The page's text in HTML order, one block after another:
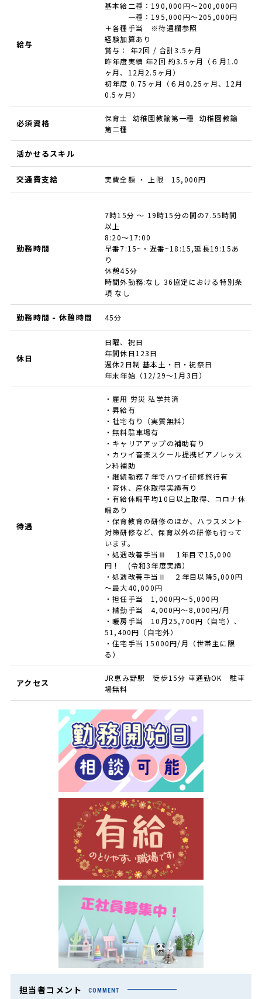
給与
基本給二種：190,000円～200,000円
一種：195,000円～205,000円
＋各種手当 ※待遇欄参照
経験加算あり
賞与： 年2回 / 合計3.5ヶ月
昨年度実績 年2回 約3.5ヶ月（６月1.0
ヶ月、12月2.5ヶ月）
初年度 0.75ヶ月（６月0.25ヶ月、12月
0.5ヶ月）
必須資格
保育士 幼稚園教諭第一種 幼稚園教諭
第二種
活かせるスキル
交通費支給 実費全額 ・ 上限 15,000円
勤務時間
7時15分 ～ 19時15分の間の7.55時間
以上
8:20～17:00
早番7:15~・遅番~18:15,延長19:15あ
り
休憩45分
時間外勤務:なし 36協定における特別条
項 なし
勤務時間 - 休憩時間 45分
休日
日曜、祝日
年間休日123日
週休2日制 基本土・日・祝祭日
年末年始（12/29～1月3日）
待遇
・雇用 労災 私学共済
・昇給有
・社宅有り（実質無料）
・無料駐車場有
・キャリアアップの補助有り
・カワイ音楽スクール提携ピアノレッス
ン料補助
・継続勤務７年でハワイ研修旅行有
・育休、産休取得実績有り
・有給休暇平均10日以上取得、コロナ休
暇あり
・保育教育の研修のほか、ハラスメント
対策研修など、保育以外の研修も行って
います。
・処遇改善手当Ⅲ 1年目で15,000
円！ (令和3年度実績）
・処遇改善手当Ⅱ ２年目以降5,000円
～最大40,000円
・担任手当 1,000円～5,000円
・精勤手当 4,000円～8,000円/月
・暖房手当 10月25,700円（自宅）、
51,400円（自宅外）
・住宅手当 15000円/月（世帯主に限
る）
アクセス
JR恵み野駅 徒歩15分 車通勤OK 駐車
場無料
担当者コメント COMMENT